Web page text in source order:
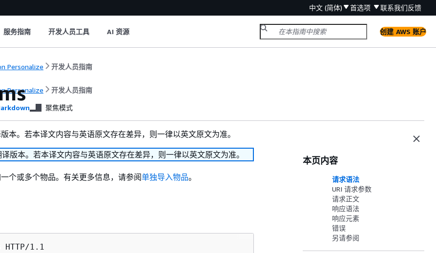
中文 (简体) 首选项 联系我们反馈
服务指南 开发人员工具 AI 资源 创建 AWS 账户
Personalize 开发人员指南
Personalize 开发人员指南
聚焦模式
本。若本译文内容与英语原文存在差异，则一律以英文原文为准。
版本。若本译文内容与英语原文存在差异，则一律以英文原文为准。
个或多个物品。有关更多信息，请参阅单独导入物品。
HTTP/1.1
本页内容
请求语法
URI 请求参数
请求正文
响应语法
响应元素
错误
另请参阅